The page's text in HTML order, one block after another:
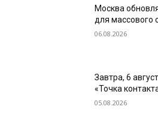
Москва
для массового
06.08.2026
Завтра, 6
«Точка
05.08.2026